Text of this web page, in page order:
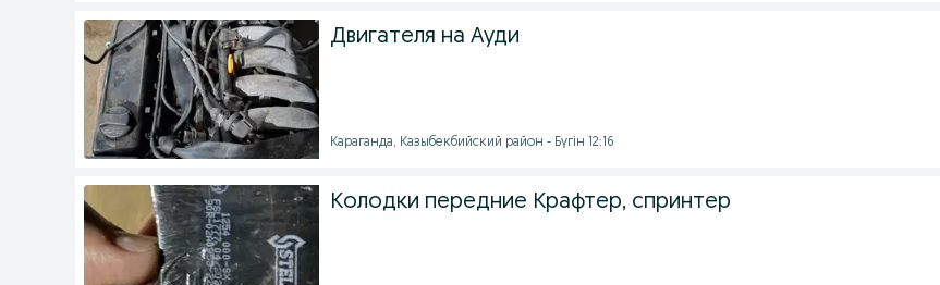
Двигателя на Ауди
Караганда, Казыбекбийский район - Бүгін 12:16
Колодки передние Крафтер, спринтер